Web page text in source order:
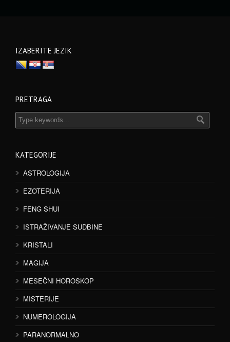
IZABERITE JEZIK
PRETRAGA
KATEGORIJE
ASTROLOGIJA
EZOTERIJA
FENG SHUI
ISTRAŽIVANJE SUDBINE
KRISTALI
MAGIJA
MESEČNI HOROSKOP
MISTERIJE
NUMEROLOGIJA
PARANORMALNO